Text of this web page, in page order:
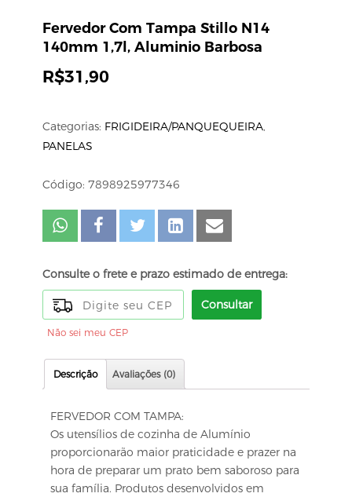
Fervedor Com Tampa Stillo N14
140mm 1,7l, Aluminio Barbosa
R$31,90
Categorias: FRIGIDEIRA/PANQUEQUEIRA,
PANELAS
Código: 7898925977346
Consulte o frete e prazo estimado de entrega:
Consultar
Não sei meu CEP
Descrição Avaliações (0)
FERVEDOR COM TAMPA:
Os utensílios de cozinha de Alumínio
proporcionarão maior praticidade e prazer na
hora de preparar um prato bem saboroso para
sua família. Produtos desenvolvidos em